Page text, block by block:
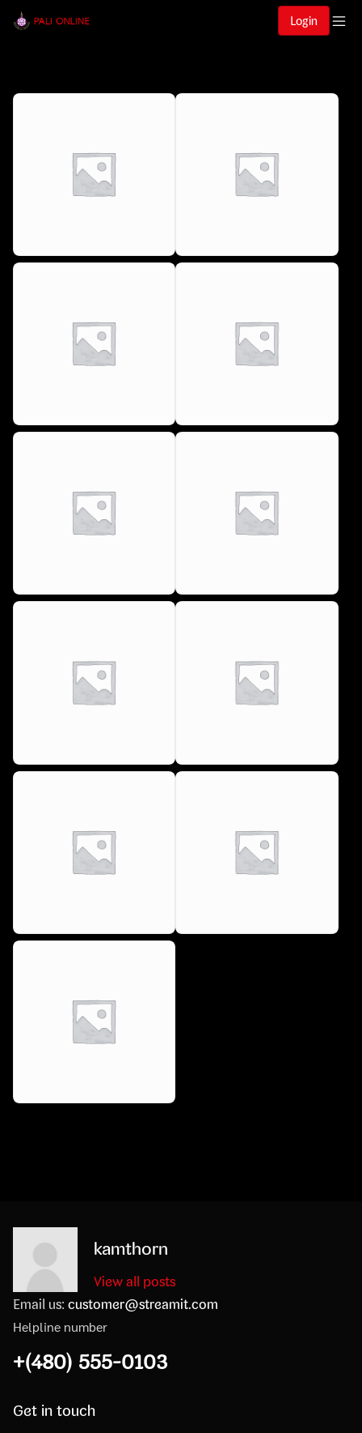
Login
kamthorn
View all posts
Email us:customer@streamit.com
Helpline number
+(480) 555-0103
Get in touch